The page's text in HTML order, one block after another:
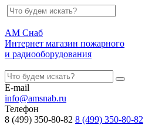
АМ Снаб
Интернет магазин пожарного
и радиооборудования
E-mail
info@amsnab.ru
Телефон
8 (499) 350-80-82 8 (499) 350-80-82